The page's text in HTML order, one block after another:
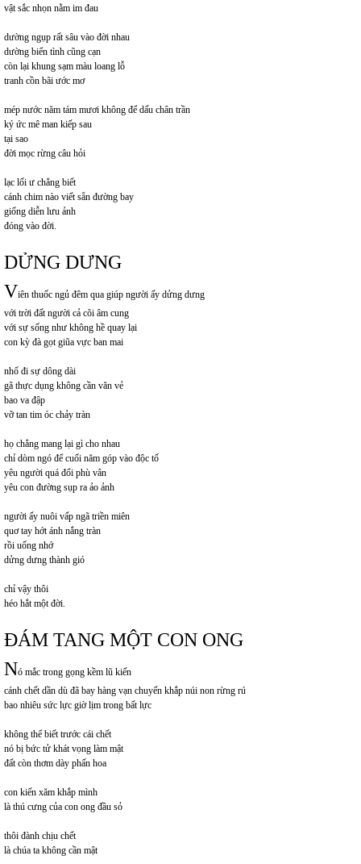
vật sắc nhọn nằm im đau
dường ngụp rất sâu vào đời nhau
dường biển tình cũng cạn
còn lại khung sạm màu loang lỗ
tranh cồn bãi ước mơ
mép nước năm tám mươi không để dấu chân trần
ký ức mê man kiếp sau
tại sao
đời mọc rừng câu hỏi
lạc lối ư chẳng biết
cánh chim nào viết sẵn đường bay
giống diễn lưu ảnh
đóng vào đời.
DỬNG DƯNG
Viên thuốc ngủ đêm qua giúp người ấy dửng dưng
với trời đất người cả cõi âm cung
với sự sống như không hề quay lại
con kỳ đà gọt giũa vực ban mai
nhổ đi sự dông dài
gã thực dụng không cần văn vẻ
bao va đập
vỡ tan tim óc chảy tràn
họ chẳng mang lại gì cho nhau
chỉ dòm ngó để cuối năm góp vào độc tố
yêu người quá đổi phù vân
yêu con đường sụp ra ảo ảnh
người ấy nuôi vấp ngã triền miên
quơ tay hớt ánh nắng tràn
rồi uống nhớ
dửng dưng thành gió
chỉ vậy thôi
héo hắt một đời.
ĐÁM TANG MỘT CON ONG
Nó mắc trong gọng kềm lũ kiến
cánh chết dần dù đã bay hàng vạn chuyến khắp núi non rừng rú
bao nhiêu sức lực giờ lịm trong bất lực
không thể biết trước cái chết
nó bị bức tử khát vọng làm mật
đất còn thơm dày phấn hoa
con kiến xăm khắp mình
là thú cưng của con ong đầu sỏ
thôi đành chịu chết
là chúa ta không cần mật